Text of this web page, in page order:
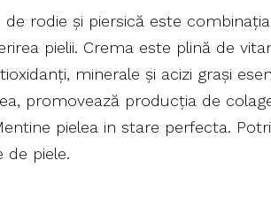
rodie și piersică este
pielii. Crema este plină de
minerale și acizi grași
promovează producția de
pielea in stare perfecta.
de piele.